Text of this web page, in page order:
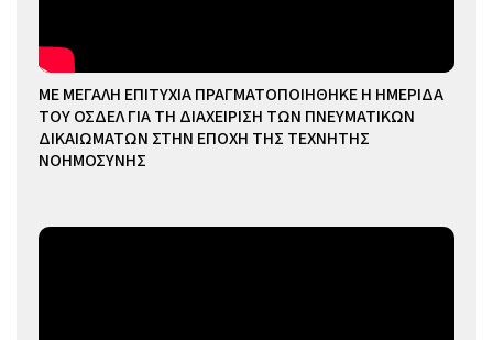
ΜΕ ΜΕΓΑΛΗ ΕΠΙΤΥΧΙΑ ΠΡΑΓΜΑΤΟΠΟΙΗΘΗΚΕ Η ΗΜΕΡΙΔΑ
ΤΟΥ ΟΣΔΕΛ ΓΙΑ ΤΗ ΔΙΑΧΕΙΡΙΣΗ ΤΩΝ ΠΝΕΥΜΑΤΙΚΩΝ
ΔΙΚΑΙΩΜΑΤΩΝ ΣΤΗΝ ΕΠΟΧΗ ΤΗΣ ΤΕΧΝΗΤΗΣ
ΝΟΗΜΟΣΥΝΗΣ